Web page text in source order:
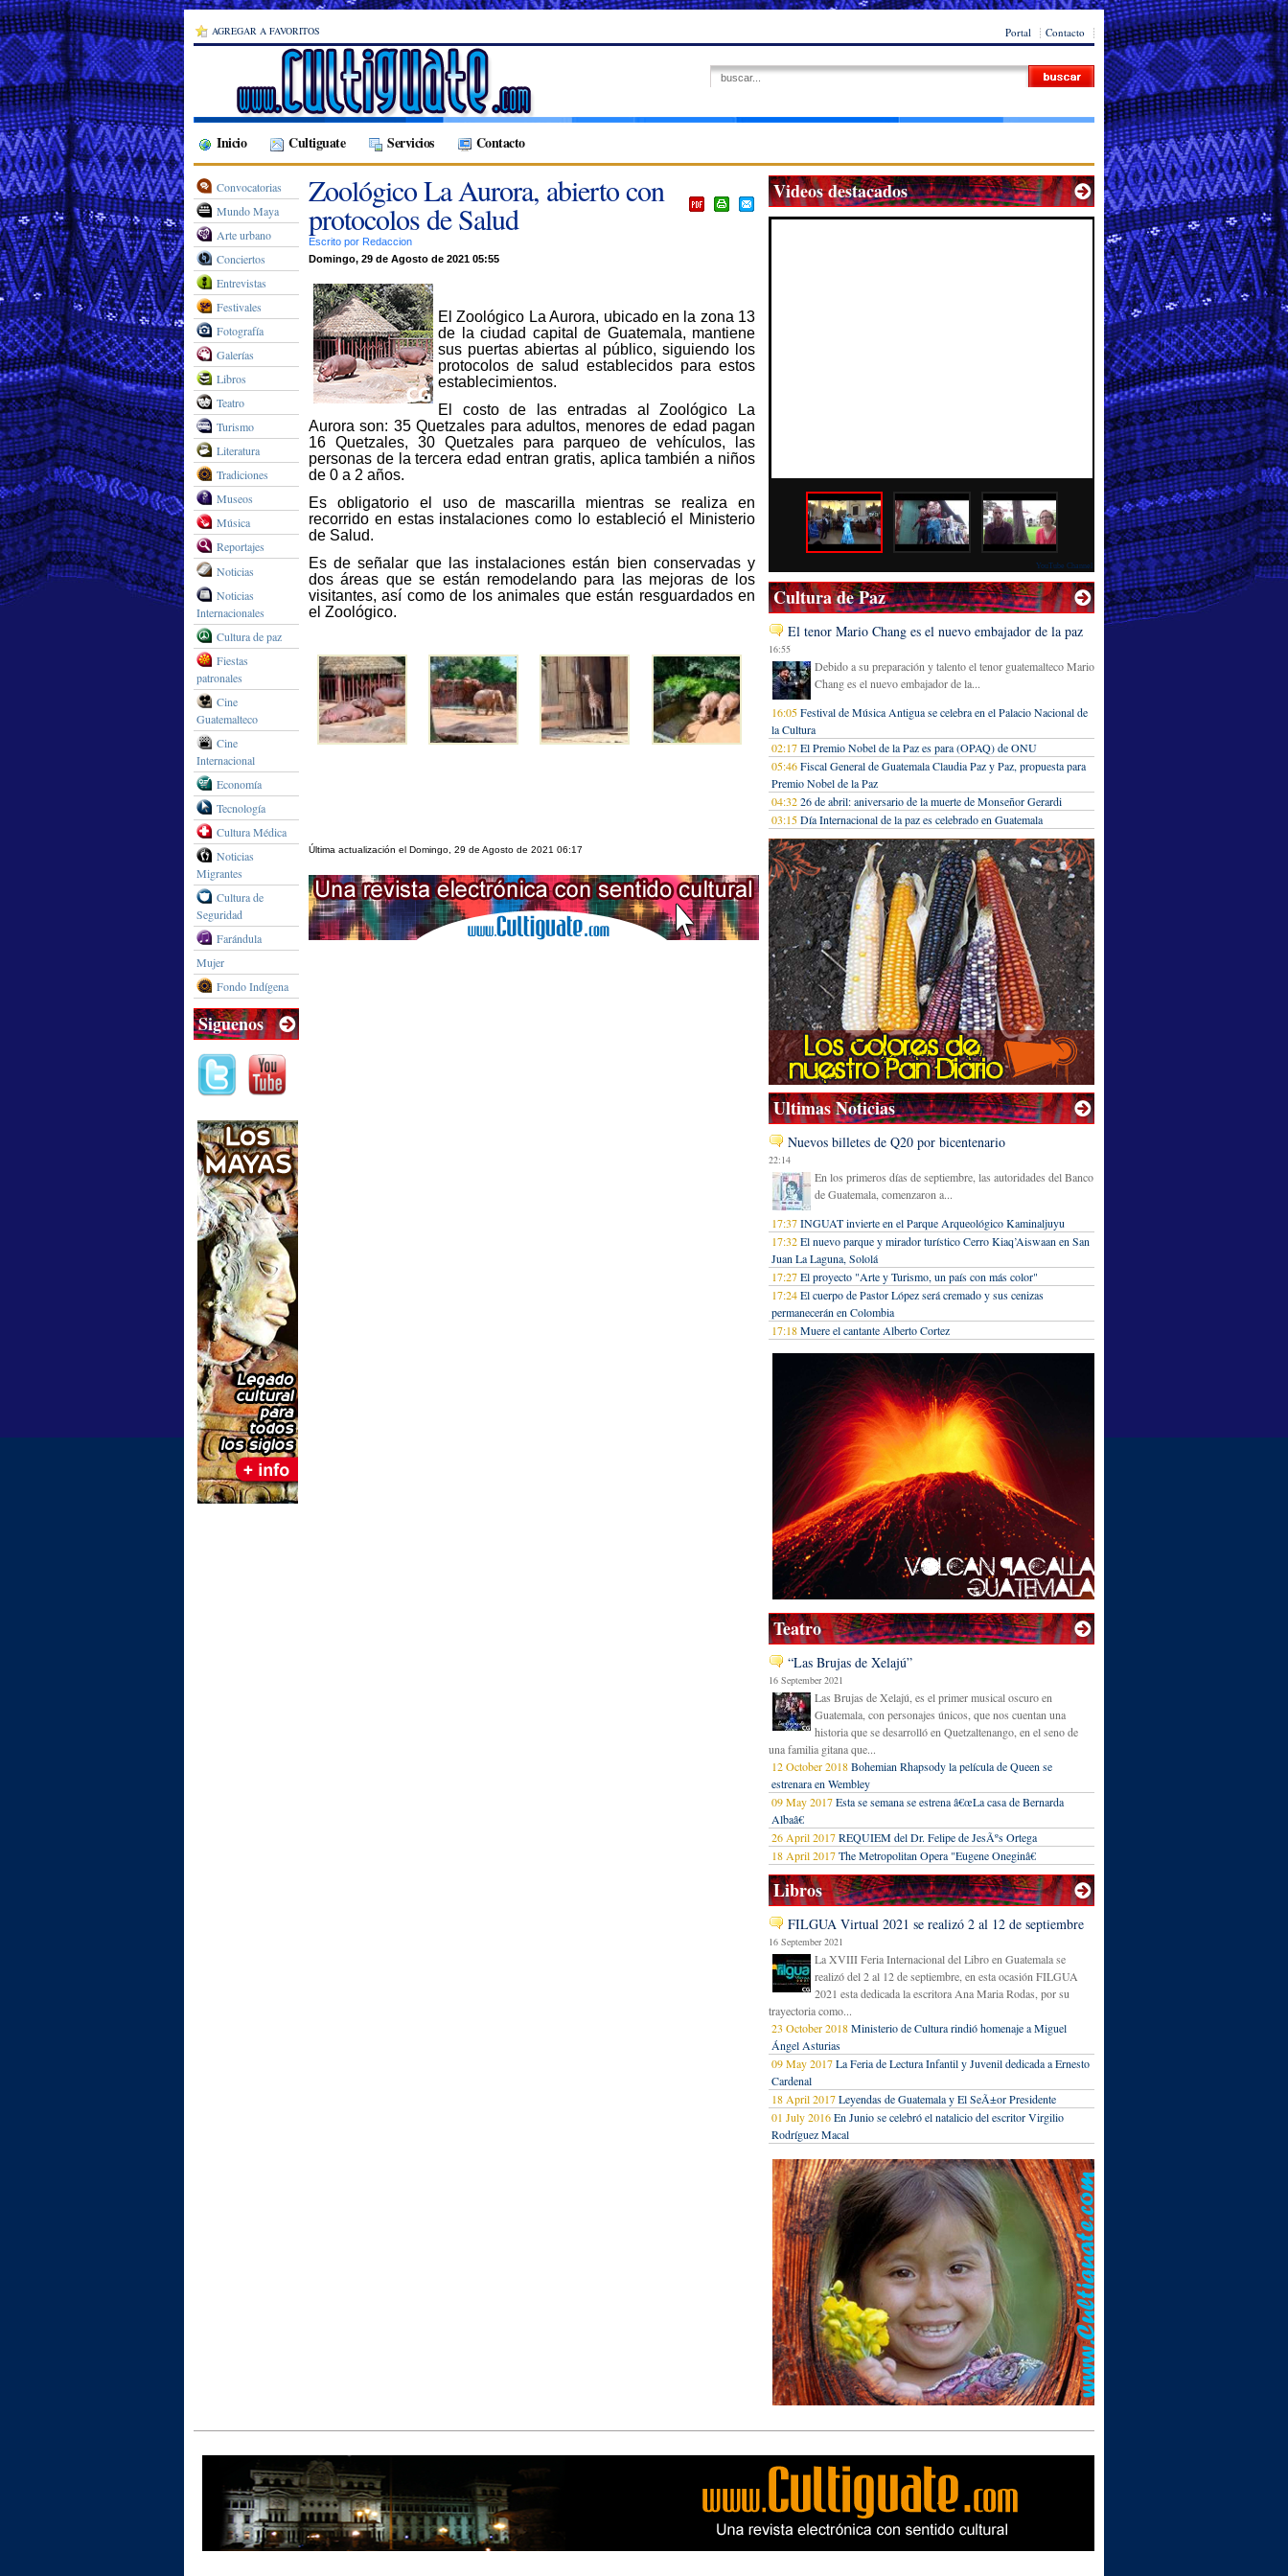
AGREGAR A FAVORITOS Contacto
Portal
Inicio Cultiguate Servicios Contacto
Zoológico La Aurora, abierto con
protocolos de Salud
Escrito por Redaccion
Domingo, 29 de Agosto de 2021 05:55
El Zoológico La Aurora, ubicado en la zona 13
de la ciudad capital de Guatemala, mantiene
sus puertas abiertas al público, siguiendo los
protocolos de salud establecidos para estos
establecimientos.
El costo de las entradas al Zoológico La
Aurora son: 35 Quetzales para adultos, menores de edad pagan
16 Quetzales, 30 Quetzales para parqueo de vehículos, las
personas de la tercera edad entran gratis, aplica también a niños
de 0 a 2 años.
Es obligatorio el uso de mascarilla mientras se realiza en
recorrido en estas instalaciones como lo estableció el Ministerio
de Salud.
Es de señalar que las instalaciones están bien conservadas y
dos áreas que se están remodelando para las mejoras de los
visitantes, así como de los animales que están resguardados en
el Zoológico.
Última actualización el Domingo, 29 de Agosto de 2021 06:17
Videos destacados
YouTube Channel
Cultura de Paz
El tenor Mario Chang es el nuevo embajador de la paz
16:55
Debido a su preparación y talento el tenor guatemalteco Mario
Chang es el nuevo embajador de la...
16:05Festival de Música Antigua se celebra en el Palacio Nacional de
la Cultura
02:17El Premio Nobel de la Paz es para (OPAQ) de ONU
05:46Fiscal General de Guatemala Claudia Paz y Paz, propuesta para
Premio Nobel de la Paz
04:3226 de abril: aniversario de la muerte de Monseñor Gerardi
03:15Día Internacional de la paz es celebrado en Guatemala
Ultimas Noticias
Nuevos billetes de Q20 por bicentenario
22:14
En los primeros días de septiembre, las autoridades del Banco
de Guatemala, comenzaron a...
17:37INGUAT invierte en el Parque Arqueológico Kaminaljuyu
17:32El nuevo parque y mirador turístico Cerro Kiaq’Aiswaan en San
Juan La Laguna, Sololá
17:27El proyecto "Arte y Turismo, un país con más color"
17:24El cuerpo de Pastor López será cremado y sus cenizas
permanecerán en Colombia
17:18Muere el cantante Alberto Cortez
Teatro
“Las Brujas de Xelajú”
16 September 2021
Las Brujas de Xelajú, es el primer musical oscuro en
Guatemala, con personajes únicos, que nos cuentan una
historia que se desarrolló en Quetzaltenango, en el seno de
una familia gitana que...
12 October 2018Bohemian Rhapsody la película de Queen se
estrenara en Wembley
09 May 2017Esta se semana se estrena â€œLa casa de Bernarda
Albaâ€
26 April 2017REQUIEM del Dr. Felipe de JesÃºs Ortega
18 April 2017The Metropolitan Opera "Eugene Oneginâ€
Libros
FILGUA Virtual 2021 se realizó 2 al 12 de septiembre
16 September 2021
La XVIII Feria Internacional del Libro en Guatemala se
realizó del 2 al 12 de septiembre, en esta ocasión FILGUA
2021 esta dedicada la escritora Ana Maria Rodas, por su
trayectoria como...
23 October 2018Ministerio de Cultura rindió homenaje a Miguel
Ángel Asturias
09 May 2017La Feria de Lectura Infantil y Juvenil dedicada a Ernesto
Cardenal
18 April 2017Leyendas de Guatemala y El SeÃ±or Presidente
01 July 2016En Junio se celebró el natalicio del escritor Virgilio
Rodríguez Macal
Convocatorias
Mundo Maya
Arte urbano
Conciertos
Entrevistas
Festivales
Fotografía
Galerías
Libros
Teatro
Turismo
Literatura
Tradiciones
Museos
Música
Reportajes
Noticias
Noticias
Internacionales
Cultura de paz
Fiestas
patronales
Cine
Guatemalteco
Cine
Internacional
Economía
Tecnología
Cultura Médica
Noticias
Migrantes
Cultura de
Seguridad
Farándula
Mujer
Fondo Indígena
Siguenos